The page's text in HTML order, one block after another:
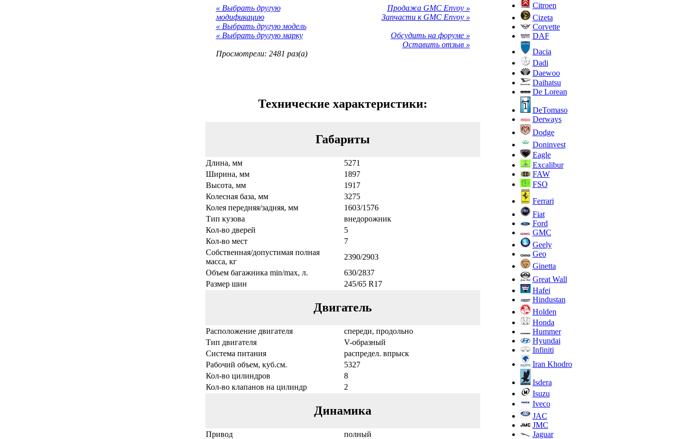
« Выбрать другую
модификацию
« Выбрать другую модель
« Выбрать другую марку
Просмотрели: 2481 раз(а)
Продажа GMC Envoy »
Запчасти к GMC Envoy »
Обсудить на форуме »
Оставить отзыв »
Технические характеристики:
Габариты
Длина, мм
5271
Ширина, мм
1897
Высота, мм
1917
Колесная база, мм
3275
Колея передняя/задняя, мм
1603/1576
Тип кузова
внедорожник
Кол-во дверей
5
Кол-во мест
7
Собственная/допустимая полная
масса, кг
2390/2903
Объем багажника min/max, л.
630/2837
Размер шин
245/65 R17
Двигатель
Расположение двигателя
спереди, продольно
Тип двигателя
V-образный
Система питания
распредел. впрыск
Рабочий объем, куб.см.
5327
Кол-во цилиндров
8
Кол-во клапанов на цилиндр
2
Динамика
Привод
полный
Citroen
Cizeta
Corvette
DAF
Dacia
Dadi
Daewoo
Daihatsu
De Lorean
DeTomaso
Derways
Dodge
Doninvest
Eagle
Excalibur
FAW
FSO
Ferrari
Fiat
Ford
GMC
Geely
Geo
Ginetta
Great Wall
Hafei
Hindustan
Holden
Honda
Hummer
Hyundai
Infiniti
Iran Khodro
Isdera
Isuzu
Iveco
JAC
JMC
Jaguar